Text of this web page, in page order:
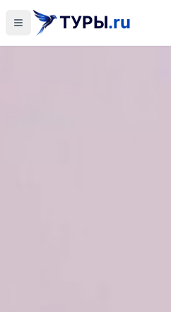
ТУРЫ.ru